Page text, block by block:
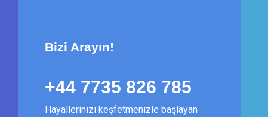
Bizi Arayın!
+44 7735 826 785
Hayallerinizi keşfetmenizle başlayan